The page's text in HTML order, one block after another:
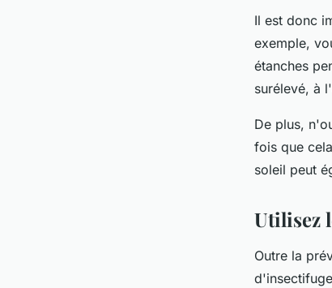
Il est donc
exemple,
étanches
surélevé, à
De plus,
fois que
soleil peut
Utilisez
Outre la